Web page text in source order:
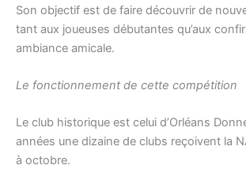
Son objectif est de faire découvrir de
tant aux joueuses débutantes qu’aux
ambiance amicale.
Le fonctionnement de cette compétition
Le club historique est celui d’Orléans
années une dizaine de clubs reçoivent la
à octobre.